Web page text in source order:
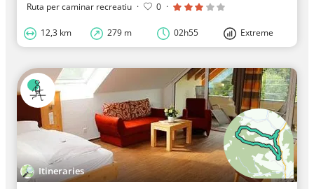
Ruta per caminar recreatiu · 0 ·
12,3 km 279 m 02h55 Extreme
Itineraries